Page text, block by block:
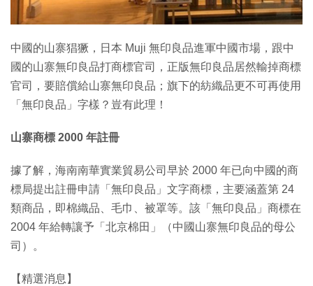
中國的山寨猖獗，日本 Muji 無印良品進軍中國市場，跟中
國的山寨無印良品打商標官司，正版無印良品居然輸掉商標
官司，要賠償給山寨無印良品；旗下的紡織品更不可再使用
「無印良品」字樣？豈有此理！
山寨商標 2000 年註冊
據了解，海南南華實業貿易公司早於 2000 年已向中國的商
標局提出註冊申請「無印良品」文字商標，主要涵蓋第 24
類商品，即棉織品、毛巾、被罩等。該「無印良品」商標在
2004 年給轉讓予「北京棉田」（中國山寨無印良品的母公
司）。
【精選消息】